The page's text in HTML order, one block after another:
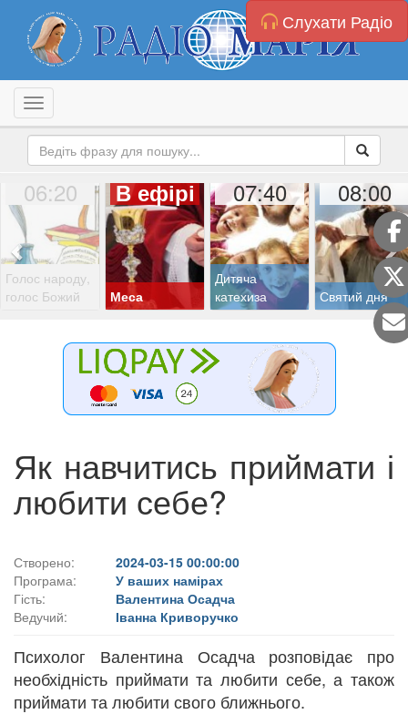
Слухати Радіо
Toggle navigation
06:20
Голос народу,
голос Божий
В ефірі
Меса
07:40
Дитяча
катехиза
08:00
Святий дня
Як навчитись приймати і
любити себе?
Створено:
2024-03-15 00:00:00
Програма:
У ваших намірах
Гість:
Валентина Осадча
Ведучий:
Іванна Криворучко
Психолог Валентина Осадча розповідає про
необхідність приймати та любити себе, а також
приймати та любити свого ближнього.